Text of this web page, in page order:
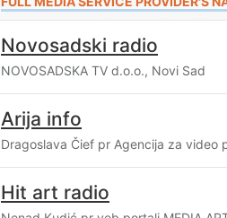
Novosadski radio
NOVOSADSKA TV d.o.o., Novi Sad
Arija info
Dragoslava Čief pr Agencija za video
Hit art radio